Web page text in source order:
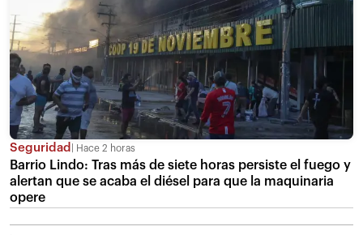
Seguridad Hace 2 horas
Barrio Lindo: Tras más de siete horas persiste el fuego y
alertan que se acaba el diésel para que la maquinaria
opere